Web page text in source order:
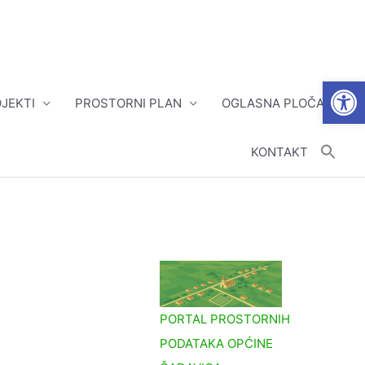
PROSTORNI PLAN OGLASNA PLOČA
KONTAKT
PORTAL PROSTORNIH
PODATAKA OPĆINE